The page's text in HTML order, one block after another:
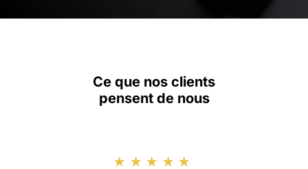
Ce que nos clients
pensent de nous
★★★★★